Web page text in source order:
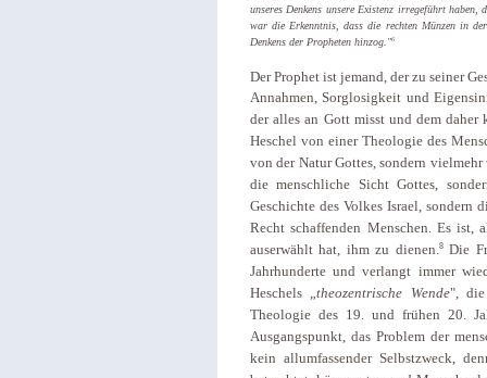
unseres Denkens unsere Existenz irregeführt
war die Erkenntnis, dass die rechten Münzen in
Denkens der Propheten hinzog."6
Der Prophet ist jemand, der zu seiner
Annahmen, Sorglosigkeit und
der alles an Gott misst und dem daher
Heschel von einer Theologie des
von der Natur Gottes, sondern
die menschliche Sicht Gottes,
Geschichte des Volkes Israel, sondern
Recht schaffenden Menschen. Es
auserwählt hat, ihm zu dienen.8Die
Jahrhunderte und verlangt immer
Heschels „theozentrische Wende", die
Theologie des 19. und frühen 20.
Ausgangspunkt, das Problem der
kein allumfassender Selbstzweck,